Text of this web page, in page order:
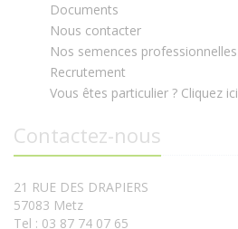
Documents
Nous contacter
Nos semences professionnelles
Recrutement
Vous êtes particulier ? Cliquez ici
Contactez-nous
21 RUE DES DRAPIERS
57083 Metz
Tel : 03 87 74 07 65